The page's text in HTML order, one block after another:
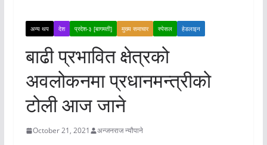
अन्य थप देश प्रदेश-३ [बागमती] मुख्य समाचार स्पेसल हेडलाइन
बाढी प्रभावित क्षेत्रको
अवलोकनमा प्रधानमन्त्रीको
टोली आज जाने
October 21, 2021 अन्जनराज न्यौपाने